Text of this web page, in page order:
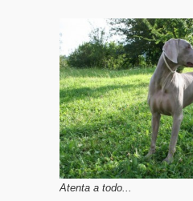
Atenta a todo...